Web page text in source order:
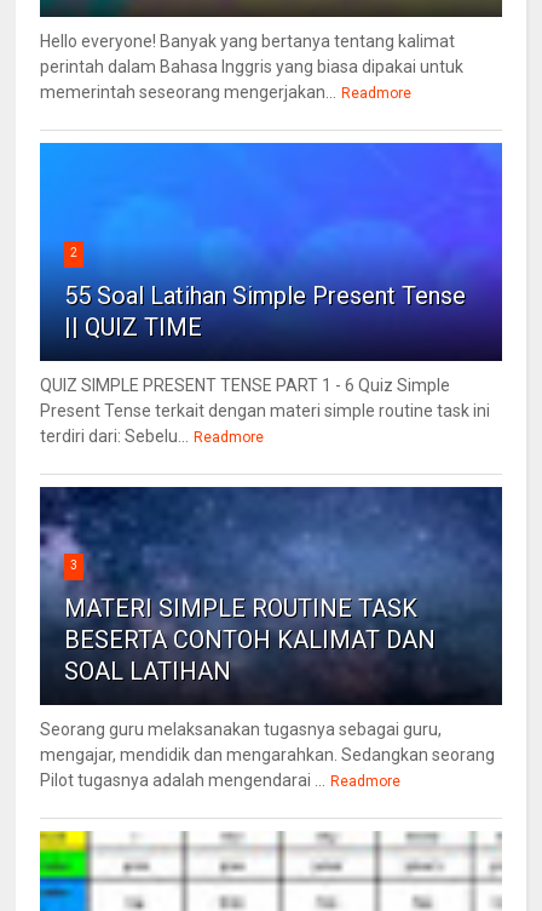
Hello everyone! Banyak yang bertanya tentang kalimat
perintah dalam Bahasa Inggris yang biasa dipakai untuk
memerintah seseorang mengerjakan... Readmore
2
55 Soal Latihan Simple Present Tense
|| QUIZ TIME
QUIZ SIMPLE PRESENT TENSE PART 1 - 6 Quiz Simple
Present Tense terkait dengan materi simple routine task ini
terdiri dari: Sebelu... Readmore
3
MATERI SIMPLE ROUTINE TASK
BESERTA CONTOH KALIMAT DAN
SOAL LATIHAN
Seorang guru melaksanakan tugasnya sebagai guru,
mengajar, mendidik dan mengarahkan. Sedangkan seorang
Pilot tugasnya adalah mengendarai ... Readmore